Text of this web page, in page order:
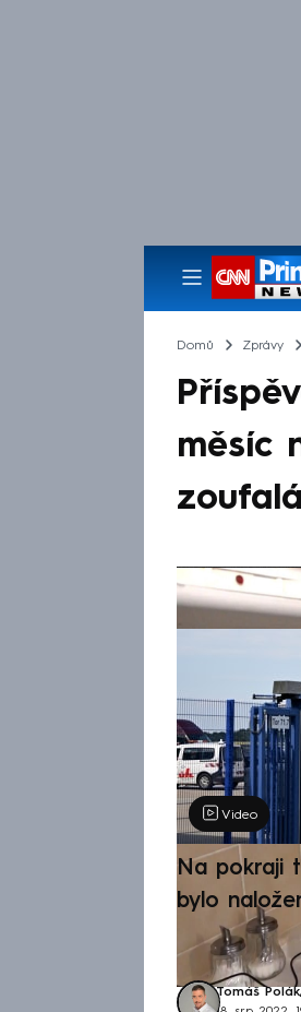
Domů Zprávy
měsíc
Výběr
Video
Na pokraji
bylo
Tomáš